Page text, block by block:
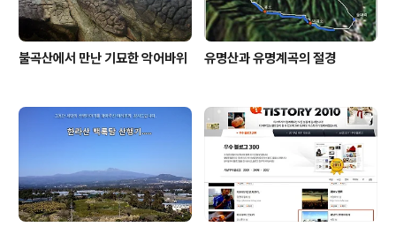
불곡산에서 만난 기묘한 악어바위 유명산과 유명계곡의 절경